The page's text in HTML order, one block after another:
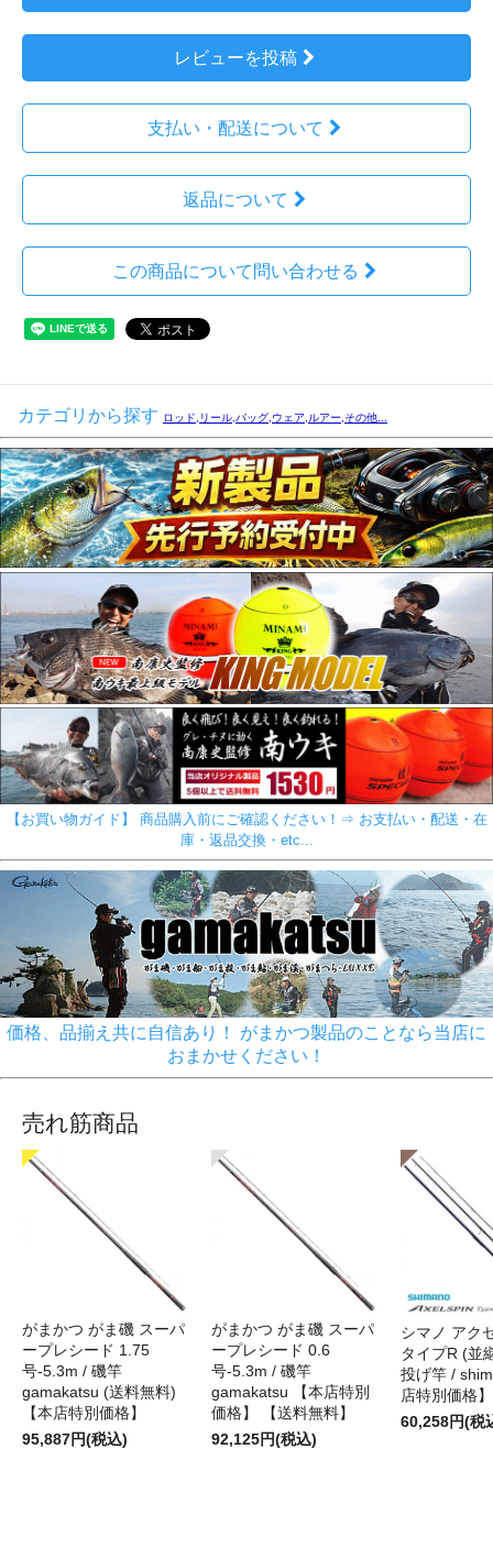
レビューを投稿
支払い・配送について
返品について
この商品について問い合わせる
カテゴリから探す ロッド,リール,バッグ,ウェア,ルアー,その他...
【お買い物ガイド】 商品購入前にご確認ください！⇒ お支払い・配送・在
庫・返品交換・etc...
価格、品揃え共に自信あり！ がまかつ製品のことなら当店に
おまかせください！
売れ筋商品
がまかつ がま磯 スーパ
ープレシード 1.75
号-5.3m / 磯竿
gamakatsu (送料無料)
【本店特別価格】
95,887円(税込)
がまかつ がま磯 スーパ
ープレシード 0.6
号-5.3m / 磯竿
gamakatsu 【本店特別
価格】 【送料無料】
92,125円(税込)
シマノ アク
タイプR (並
投げ竿 /
店特別価格】
60,258円(税